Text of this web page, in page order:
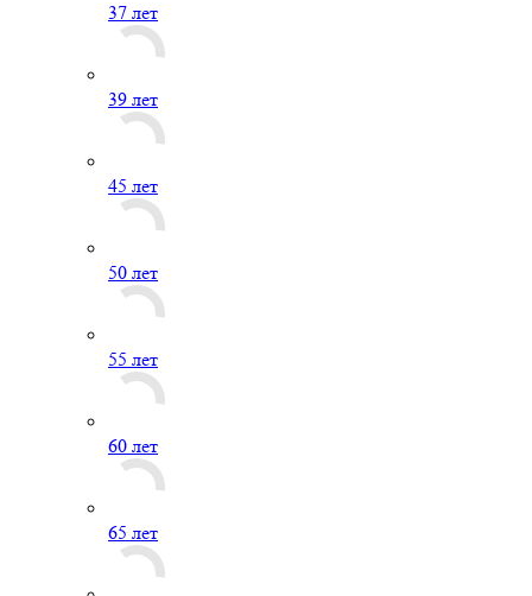
37 лет
39 лет
45 лет
50 лет
55 лет
60 лет
65 лет